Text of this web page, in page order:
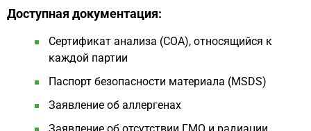
Доступная документация:
Сертификат анализа (COA), относящийся к
каждой партии
Паспорт безопасности материала (MSDS)
Заявление об аллергенах